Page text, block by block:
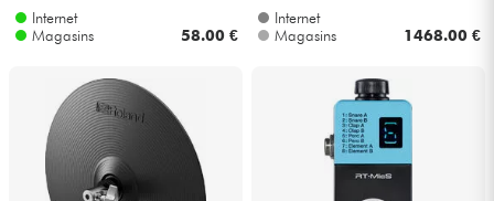
Internet
Magasins
58.00 €
Internet
Magasins
1468.00 €